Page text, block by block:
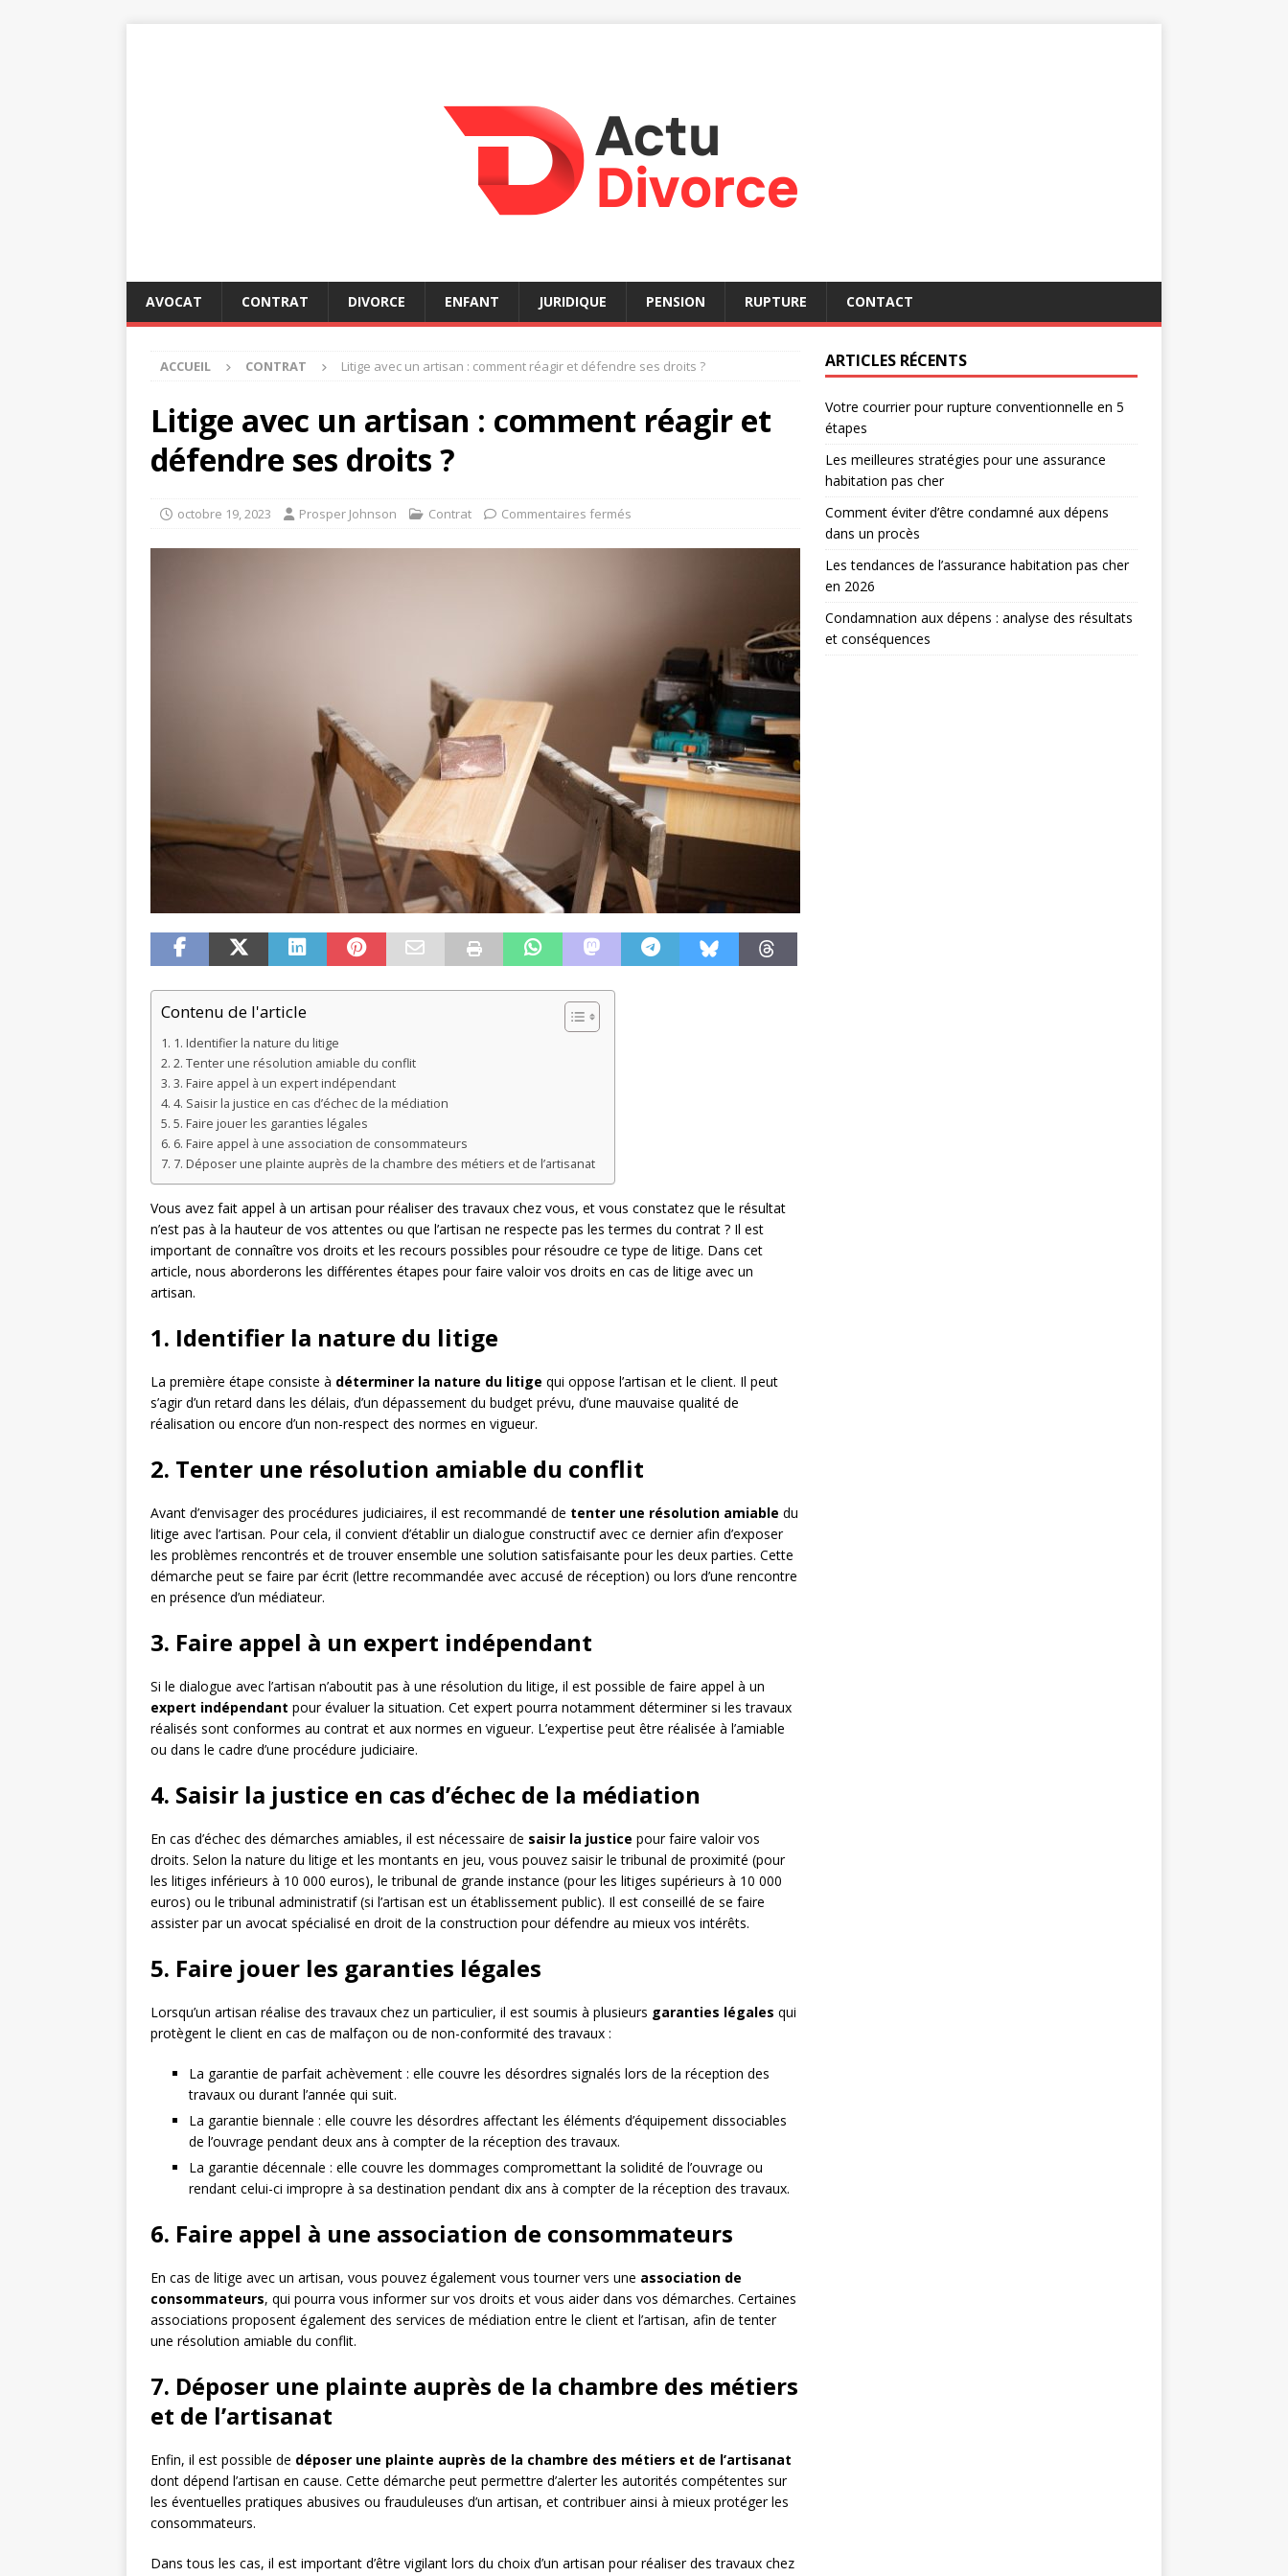
AVOCAT CONTRAT DIVORCE ENFANT JURIDIQUE PENSION RUPTURE CONTACT
ACCUEIL CONTRAT Litige avec un artisan : comment réagir et défendre ses droits ?
Litige avec un artisan : comment réagir et
défendre ses droits ?
octobre 19, 2023 Prosper Johnson Contrat Commentaires fermés
Contenu de l'article
1. Identifier la nature du litige
2. Tenter une résolution amiable du conflit
3. Faire appel à un expert indépendant
4. Saisir la justice en cas d’échec de la médiation
5. Faire jouer les garanties légales
6. Faire appel à une association de consommateurs
7. Déposer une plainte auprès de la chambre des métiers et de l’artisanat
Vous avez fait appel à un artisan pour réaliser des travaux chez vous, et vous constatez que le résultat
n’est pas à la hauteur de vos attentes ou que l’artisan ne respecte pas les termes du contrat ? Il est
important de connaître vos droits et les recours possibles pour résoudre ce type de litige. Dans cet
article, nous aborderons les différentes étapes pour faire valoir vos droits en cas de litige avec un
artisan.
1. Identifier la nature du litige
La première étape consiste à déterminer la nature du litige qui oppose l’artisan et le client. Il peut
s’agir d’un retard dans les délais, d’un dépassement du budget prévu, d’une mauvaise qualité de
réalisation ou encore d’un non-respect des normes en vigueur.
2. Tenter une résolution amiable du conflit
Avant d’envisager des procédures judiciaires, il est recommandé de tenter une résolution amiable du
litige avec l’artisan. Pour cela, il convient d’établir un dialogue constructif avec ce dernier afin d’exposer
les problèmes rencontrés et de trouver ensemble une solution satisfaisante pour les deux parties. Cette
démarche peut se faire par écrit (lettre recommandée avec accusé de réception) ou lors d’une rencontre
en présence d’un médiateur.
3. Faire appel à un expert indépendant
Si le dialogue avec l’artisan n’aboutit pas à une résolution du litige, il est possible de faire appel à un
expert indépendant pour évaluer la situation. Cet expert pourra notamment déterminer si les travaux
réalisés sont conformes au contrat et aux normes en vigueur. L’expertise peut être réalisée à l’amiable
ou dans le cadre d’une procédure judiciaire.
4. Saisir la justice en cas d’échec de la médiation
En cas d’échec des démarches amiables, il est nécessaire de saisir la justice pour faire valoir vos
droits. Selon la nature du litige et les montants en jeu, vous pouvez saisir le tribunal de proximité (pour
les litiges inférieurs à 10 000 euros), le tribunal de grande instance (pour les litiges supérieurs à 10 000
euros) ou le tribunal administratif (si l’artisan est un établissement public). Il est conseillé de se faire
assister par un avocat spécialisé en droit de la construction pour défendre au mieux vos intérêts.
5. Faire jouer les garanties légales
Lorsqu’un artisan réalise des travaux chez un particulier, il est soumis à plusieurs garanties légales qui
protègent le client en cas de malfaçon ou de non-conformité des travaux :
La garantie de parfait achèvement : elle couvre les désordres signalés lors de la réception des
travaux ou durant l’année qui suit.
La garantie biennale : elle couvre les désordres affectant les éléments d’équipement dissociables
de l’ouvrage pendant deux ans à compter de la réception des travaux.
La garantie décennale : elle couvre les dommages compromettant la solidité de l’ouvrage ou
rendant celui-ci impropre à sa destination pendant dix ans à compter de la réception des travaux.
6. Faire appel à une association de consommateurs
En cas de litige avec un artisan, vous pouvez également vous tourner vers une association de
consommateurs, qui pourra vous informer sur vos droits et vous aider dans vos démarches. Certaines
associations proposent également des services de médiation entre le client et l’artisan, afin de tenter
une résolution amiable du conflit.
7. Déposer une plainte auprès de la chambre des métiers
et de l’artisanat
Enfin, il est possible de déposer une plainte auprès de la chambre des métiers et de l’artisanat
dont dépend l’artisan en cause. Cette démarche peut permettre d’alerter les autorités compétentes sur
les éventuelles pratiques abusives ou frauduleuses d’un artisan, et contribuer ainsi à mieux protéger les
consommateurs.
Dans tous les cas, il est important d’être vigilant lors du choix d’un artisan pour réaliser des travaux chez
ARTICLES RÉCENTS
Votre courrier pour rupture conventionnelle en 5
étapes
Les meilleures stratégies pour une assurance
habitation pas cher
Comment éviter d’être condamné aux dépens
dans un procès
Les tendances de l’assurance habitation pas cher
en 2026
Condamnation aux dépens : analyse des résultats
et conséquences